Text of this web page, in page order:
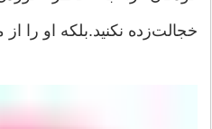
خجالت‌زده نکنید.بلکه او را